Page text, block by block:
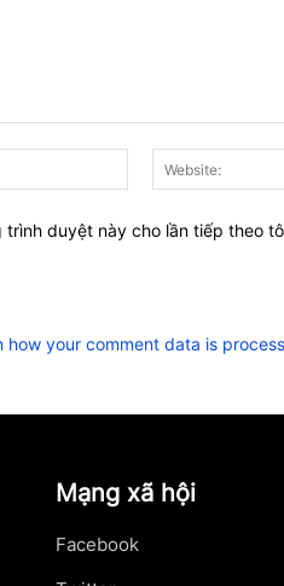
Email:*
duyệt này cho lần tiếp theo
how your comment data is
Mạng xã hội
Facebook